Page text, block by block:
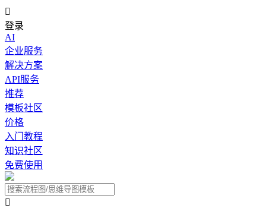

登录
AI
企业服务
解决方案
API服务
推荐
模板社区
价格
入门教程
知识社区
免费使用
